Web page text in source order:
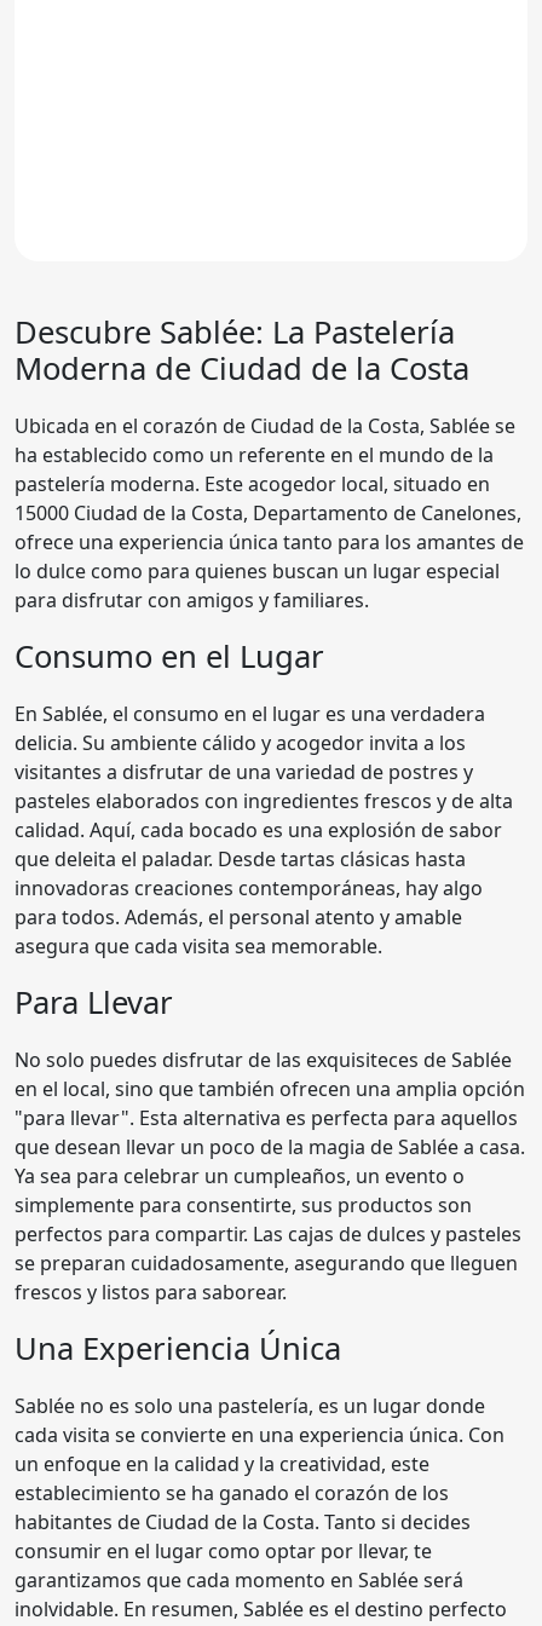
Descubre Sablée: La Pastelería
Moderna de Ciudad de la Costa
Ubicada en el corazón de Ciudad de la Costa, Sablée se
ha establecido como un referente en el mundo de la
pastelería moderna. Este acogedor local, situado en
15000 Ciudad de la Costa, Departamento de Canelones,
ofrece una experiencia única tanto para los amantes de
lo dulce como para quienes buscan un lugar especial
para disfrutar con amigos y familiares.
Consumo en el Lugar
En Sablée, el consumo en el lugar es una verdadera
delicia. Su ambiente cálido y acogedor invita a los
visitantes a disfrutar de una variedad de postres y
pasteles elaborados con ingredientes frescos y de alta
calidad. Aquí, cada bocado es una explosión de sabor
que deleita el paladar. Desde tartas clásicas hasta
innovadoras creaciones contemporáneas, hay algo
para todos. Además, el personal atento y amable
asegura que cada visita sea memorable.
Para Llevar
No solo puedes disfrutar de las exquisiteces de Sablée
en el local, sino que también ofrecen una amplia opción
"para llevar". Esta alternativa es perfecta para aquellos
que desean llevar un poco de la magia de Sablée a casa.
Ya sea para celebrar un cumpleaños, un evento o
simplemente para consentirte, sus productos son
perfectos para compartir. Las cajas de dulces y pasteles
se preparan cuidadosamente, asegurando que lleguen
frescos y listos para saborear.
Una Experiencia Única
Sablée no es solo una pastelería, es un lugar donde
cada visita se convierte en una experiencia única. Con
un enfoque en la calidad y la creatividad, este
establecimiento se ha ganado el corazón de los
habitantes de Ciudad de la Costa. Tanto si decides
consumir en el lugar como optar por llevar, te
garantizamos que cada momento en Sablée será
inolvidable. En resumen, Sablée es el destino perfecto